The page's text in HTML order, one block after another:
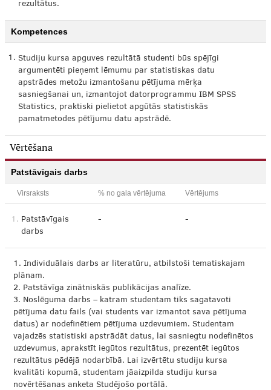
rezultātus.
Kompetences
1. Studiju kursa apguves rezultātā studenti būs spējīgi
argumentēti pieņemt lēmumu par statistiskas datu
apstrādes metožu izmantošanu pētījuma mērķa
sasniegšanai un, izmantojot datorprogrammu IBM SPSS
Statistics, praktiski pielietot apgūtās statistiskās
pamatmetodes pētījumu datu apstrādē.
Vērtēšana
Patstāvīgais darbs
Virsraksts % no gala vērtējuma Vērtējums
1. Patstāvīgais
darbs
- -
1. Individuālais darbs ar literatūru, atbilstoši tematiskajam
plānam.
2. Patstāvīga zinātniskās publikācijas analīze.
3. Noslēguma darbs – katram studentam tiks sagatavoti
pētījuma datu fails (vai students var izmantot sava pētījuma
datus) ar nodefinētiem pētījuma uzdevumiem. Studentam
vajadzēs statistiski apstrādāt datus, lai sasniegtu nodefinētos
uzdevumus, aprakstīt iegūtos rezultātus, prezentēt iegūtos
rezultātus pēdējā nodarbībā. Lai izvērtētu studiju kursa
kvalitāti kopumā, studentam jāaizpilda studiju kursa
novērtēšanas anketa Studējošo portālā.